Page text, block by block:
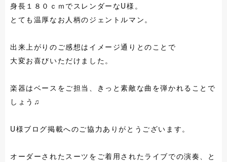
身長１８０ｃｍでスレンダーなU様。
とても温厚なお人柄のジェントルマン。
出来上がりのご感想はイメージ通りとのことで
大変お喜びいただけました。
楽器はベースをご担当、きっと素敵な曲を弾かれることで
しょう♫
U様ブログ掲載へのご協力ありがとうございます。
オーダーされたスーツをご着用されたライブでの演奏、と